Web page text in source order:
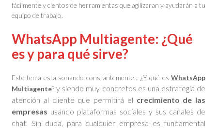
fácilmente y cientos de herramientas que agilizaran y ayudarán a tu
equipo de trabajo.
WhatsApp Multiagente: ¿Qué
es y para qué sirve?
Este tema esta sonando constantemente... ¿Y qué es WhatsApp
Multiagente?y siendo muy concretos es una estrategia de
atención al cliente que permitirá el crecimiento de las
empresas usando plataformas sociales y sus canales de
chat. Sin duda, para cualquier empresa es fundamental